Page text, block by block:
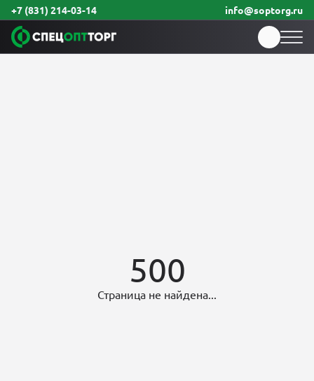
+7 (831) 214-03-14 info@soptorg.ru
500
Страница не найдена...